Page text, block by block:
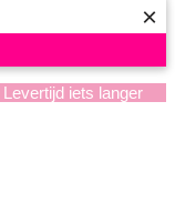
×
iets langer